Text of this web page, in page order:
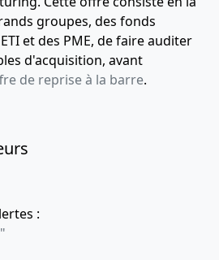
groupes, des fonds
et des PME, de faire auditer
d'acquisition, avant
de reprise à la barre.
: